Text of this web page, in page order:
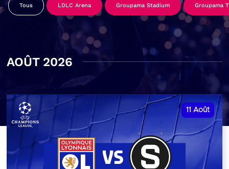
Tous LDLC Arena Groupama Stadium Groupama
AOÛT 2026
11 Août